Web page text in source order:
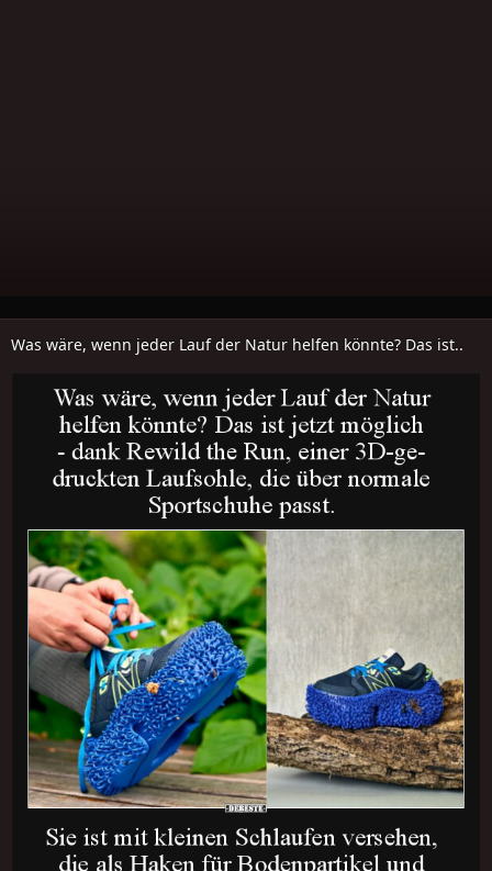
Was wäre, wenn jeder Lauf der Natur helfen könnte? Das ist..